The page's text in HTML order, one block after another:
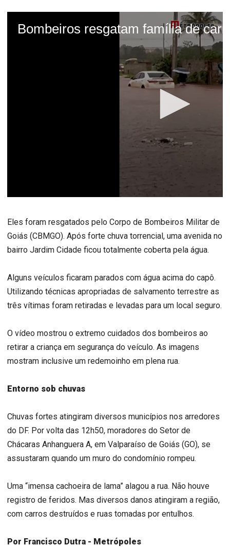
Eles foram resgatados pelo Corpo de Bombeiros Militar de
Goiás (CBMGO). Após forte chuva torrencial, uma avenida no
bairro Jardim Cidade ficou totalmente coberta pela água.
Alguns veículos ficaram parados com água acima do capô.
Utilizando técnicas apropriadas de salvamento terrestre as
três vítimas foram retiradas e levadas para um local seguro.
O vídeo mostrou o extremo cuidados dos bombeiros ao
retirar a criança em segurança do veículo. As imagens
mostram inclusive um redemoinho em plena rua.
Entorno sob chuvas
Chuvas fortes atingiram diversos municípios nos arredores
do DF. Por volta das 12h50, moradores do Setor de
Chácaras Anhanguera A, em Valparaíso de Goiás (GO), se
assustaram quando um muro do condomínio rompeu.
Uma “imensa cachoeira de lama” alagou a rua. Não houve
registro de feridos. Mas diversos danos atingiram a região,
com carros destruídos e ruas tomadas por entulhos.
Por Francisco Dutra - Metrópoles